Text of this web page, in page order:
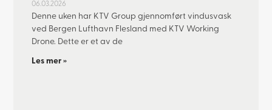
06.03.2026
Denne uken har KTV Group gjennomført vindusvask
ved Bergen Lufthavn Flesland med KTV Working
Drone. Dette er et av de
Les mer »